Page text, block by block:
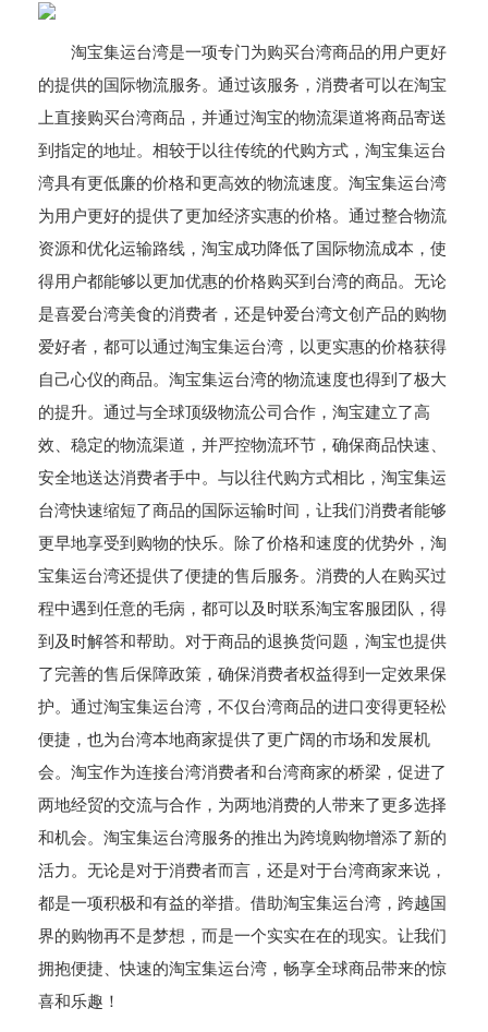
淘宝集运台湾是一项专门为购买台湾商品的用户更好
的提供的国际物流服务。通过该服务，消费者可以在淘宝
上直接购买台湾商品，并通过淘宝的物流渠道将商品寄送
到指定的地址。相较于以往传统的代购方式，淘宝集运台
湾具有更低廉的价格和更高效的物流速度。淘宝集运台湾
为用户更好的提供了更加经济实惠的价格。通过整合物流
资源和优化运输路线，淘宝成功降低了国际物流成本，使
得用户都能够以更加优惠的价格购买到台湾的商品。无论
是喜爱台湾美食的消费者，还是钟爱台湾文创产品的购物
爱好者，都可以通过淘宝集运台湾，以更实惠的价格获得
自己心仪的商品。淘宝集运台湾的物流速度也得到了极大
的提升。通过与全球顶级物流公司合作，淘宝建立了高
效、稳定的物流渠道，并严控物流环节，确保商品快速、
安全地送达消费者手中。与以往代购方式相比，淘宝集运
台湾快速缩短了商品的国际运输时间，让我们消费者能够
更早地享受到购物的快乐。除了价格和速度的优势外，淘
宝集运台湾还提供了便捷的售后服务。消费的人在购买过
程中遇到任意的毛病，都可以及时联系淘宝客服团队，得
到及时解答和帮助。对于商品的退换货问题，淘宝也提供
了完善的售后保障政策，确保消费者权益得到一定效果保
护。通过淘宝集运台湾，不仅台湾商品的进口变得更轻松
便捷，也为台湾本地商家提供了更广阔的市场和发展机
会。淘宝作为连接台湾消费者和台湾商家的桥梁，促进了
两地经贸的交流与合作，为两地消费的人带来了更多选择
和机会。淘宝集运台湾服务的推出为跨境购物增添了新的
活力。无论是对于消费者而言，还是对于台湾商家来说，
都是一项积极和有益的举措。借助淘宝集运台湾，跨越国
界的购物再不是梦想，而是一个实实在在的现实。让我们
拥抱便捷、快速的淘宝集运台湾，畅享全球商品带来的惊
喜和乐趣！